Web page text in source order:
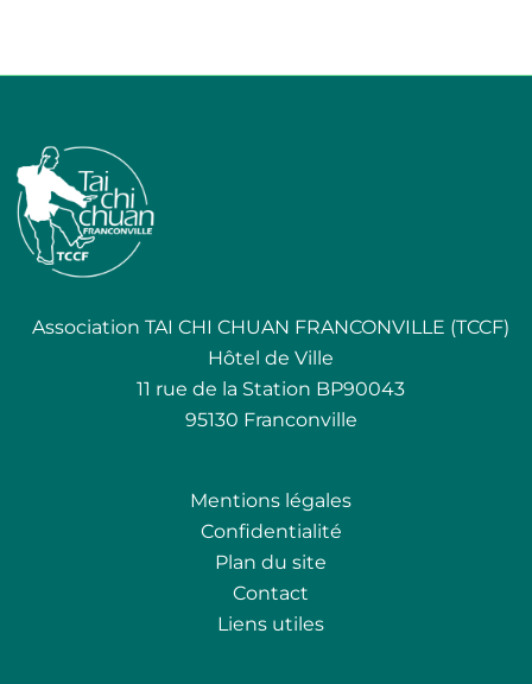
Association TAI CHI CHUAN FRANCONVILLE (TCCF)
Hôtel de Ville
11 rue de la Station BP90043
95130 Franconville
Mentions légales
Confidentialité
Plan du site
Contact
Liens utiles